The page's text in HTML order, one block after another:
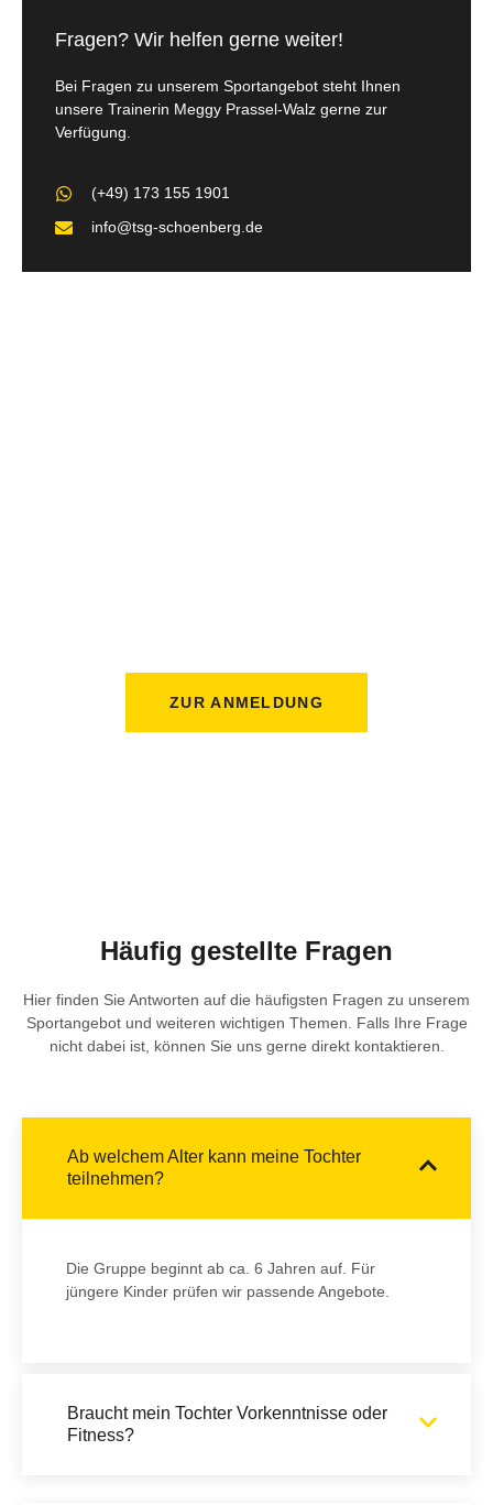
Fragen? Wir helfen gerne weiter!
Bei Fragen zu unserem Sportangebot steht Ihnen
unsere Trainerin Meggy Prassel-Walz gerne zur
Verfügung.
(+49) 173 155 1901
info@tsg-schoenberg.de
ZUR ANMELDUNG
Häufig gestellte Fragen
Hier finden Sie Antworten auf die häufigsten Fragen zu unserem
Sportangebot und weiteren wichtigen Themen. Falls Ihre Frage
nicht dabei ist, können Sie uns gerne direkt kontaktieren.
Ab welchem Alter kann meine Tochter
teilnehmen?
Die Gruppe beginnt ab ca. 6 Jahren auf. Für
jüngere Kinder prüfen wir passende Angebote.
Braucht mein Tochter Vorkenntnisse oder
Fitness?